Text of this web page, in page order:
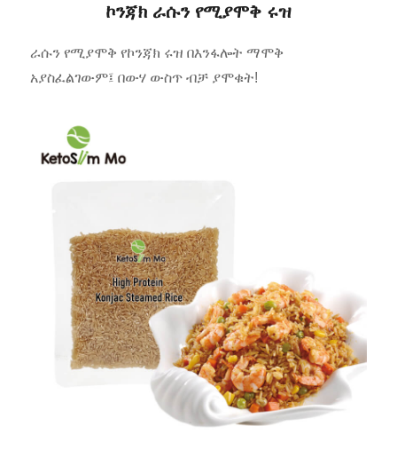
ኮንጃክ ራሱን የሚያሞቅ ሩዝ
ራሱን የሚያሞቅ የኮንጃክ ሩዝ በእንፋሎት ማሞቅ
አያስፈልገውም፤ በውሃ ውስጥ ብቻ ያሞቁት!